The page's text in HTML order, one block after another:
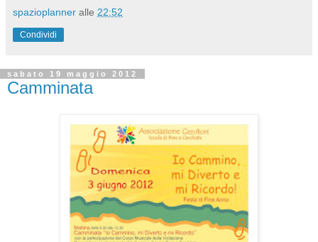
spazioplanner alle 22:52
Condividi
sabato 19 maggio 2012
Camminata